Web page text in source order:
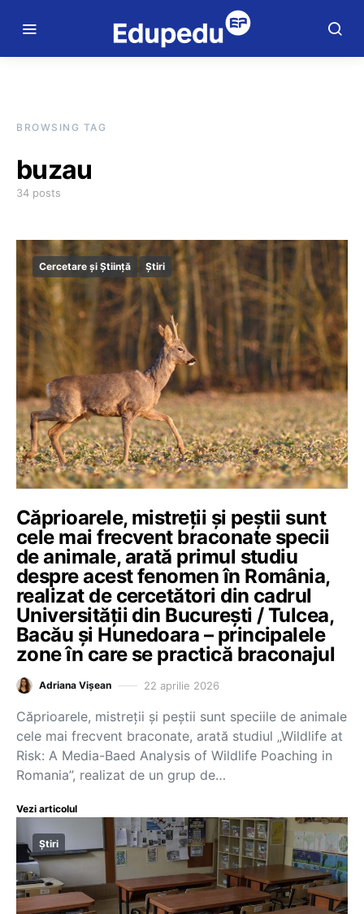
BROWSING TAG
buzau
34 posts
Cercetare și Știință Știri
Căprioarele, mistreții și peștii sunt
cele mai frecvent braconate specii
de animale, arată primul studiu
despre acest fenomen în România,
realizat de cercetători din cadrul
Universității din București / Tulcea,
Bacău și Hunedoara – principalele
zone în care se practică braconajul
Adriana Vișean 22 aprilie 2026
Căprioarele, mistreții și peștii sunt speciile de animale
cele mai frecvent braconate, arată studiul „Wildlife at
Risk: A Media-Baed Analysis of Wildlife Poaching in
Romania”, realizat de un grup de…
Vezi articolul
Știri